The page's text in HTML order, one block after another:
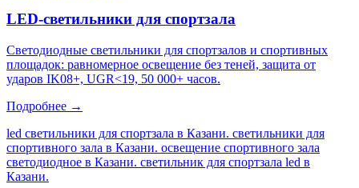
LED-светильники для спортзала
Светодиодные светильники для спортзалов и спортивных
площадок: равномерное освещение без теней, защита от
ударов IK08+, UGR<19, 50 000+ часов.
Подробнее →
led светильники для спортзала в Казани. светильники для
спортивного зала в Казани. освещение спортивного зала
светодиодное в Казани. светильник для спортзала led в
Казани.